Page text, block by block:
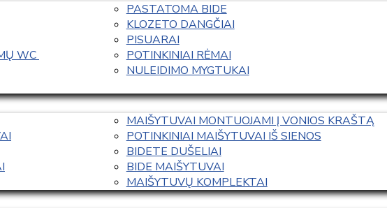
WC
PASTATOMA BIDE
KLOZETO DANGČIAI
PISUARAI
POTINKINIAI RĖMAI
NULEIDIMO MYGTUKAI
MAIŠYTUVAI MONTUOJAMI Į VONIOS KRAŠTĄ
POTINKINIAI MAIŠYTUVAI IŠ SIENOS
BIDETE DUŠELIAI
BIDE MAIŠYTUVAI
MAIŠYTUVŲ KOMPLEKTAI